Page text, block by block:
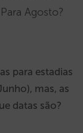
Agosto?
para estadias
mas, as
datas são?